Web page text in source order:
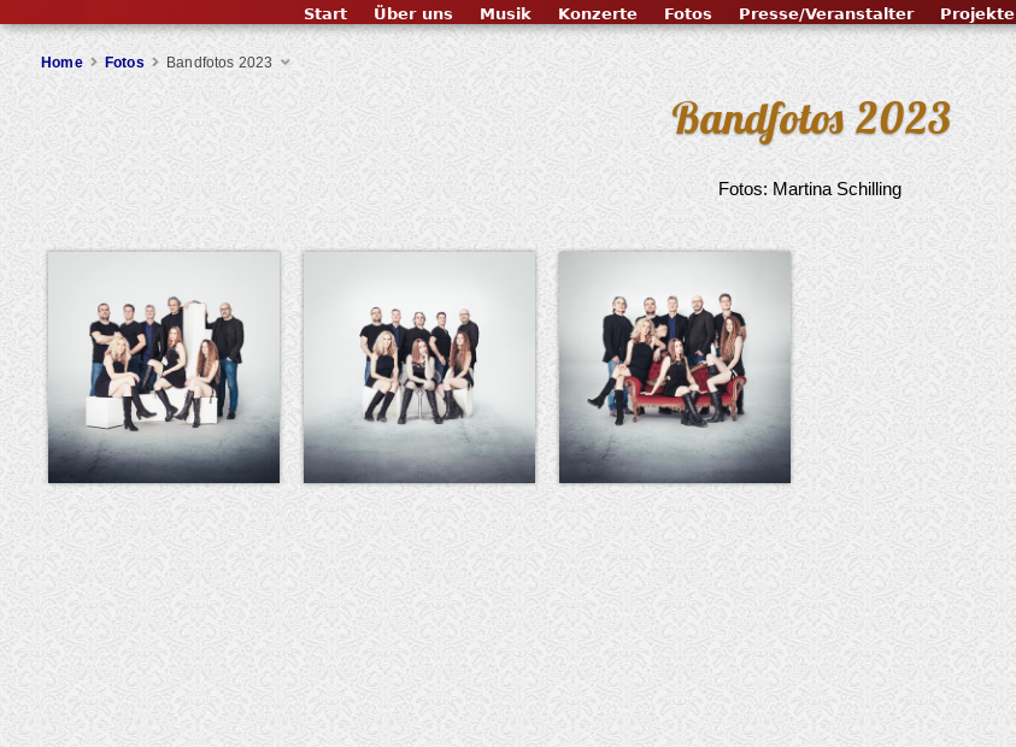
Home Fotos Bandfotos 2023
Bandfotos 2023
Fotos: Martina Schilling
Start Über uns Musik Konzerte Fotos Presse/Veranstalter Projekte